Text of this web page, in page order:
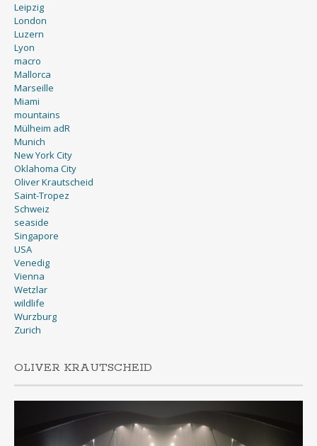
Leipzig
London
Luzern
Lyon
macro
Mallorca
Marseille
Miami
mountains
Mülheim adR
Munich
New York City
Oklahoma City
Oliver Krautscheid
Saint-Tropez
Schweiz
seaside
Singapore
USA
Venedig
Vienna
Wetzlar
wildlife
Wurzburg
Zurich
OLIVER KRAUTSCHEID